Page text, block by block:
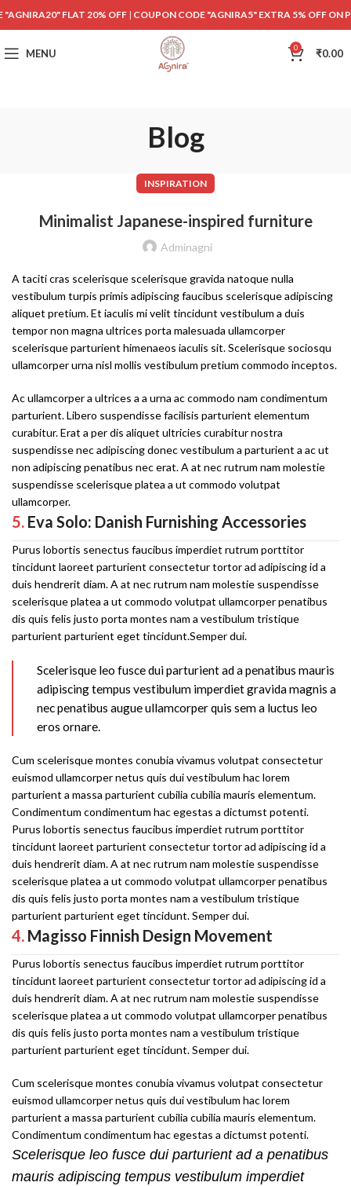
"AGNIRA20" FLAT 20% OFF | COUPON CODE "AGNIRA5" EXTRA 5% OFF ON
MENU 0 ₹0.00
Blog
INSPIRATION
Minimalist Japanese-inspired furniture
Adminagni
A taciti cras scelerisque scelerisque gravida natoque nulla
vestibulum turpis primis adipiscing faucibus scelerisque adipiscing
aliquet pretium. Et iaculis mi velit tincidunt vestibulum a duis
tempor non magna ultrices porta malesuada ullamcorper
scelerisque parturient himenaeos iaculis sit. Scelerisque sociosqu
ullamcorper urna nisl mollis vestibulum pretium commodo inceptos.
Ac ullamcorper a ultrices a a urna ac commodo nam condimentum
parturient. Libero suspendisse facilisis parturient elementum
curabitur. Erat a per dis aliquet ultricies curabitur nostra
suspendisse nec adipiscing donec vestibulum a parturient a ac ut
non adipiscing penatibus nec erat. A at nec rutrum nam molestie
suspendisse scelerisque platea a ut commodo volutpat
ullamcorper.
5. Eva Solo: Danish Furnishing Accessories
Purus lobortis senectus faucibus imperdiet rutrum porttitor
tincidunt laoreet parturient consectetur tortor ad adipiscing id a
duis hendrerit diam. A at nec rutrum nam molestie suspendisse
scelerisque platea a ut commodo volutpat ullamcorper penatibus
dis quis felis justo porta montes nam a vestibulum tristique
parturient parturient eget tincidunt.Semper dui.
Scelerisque leo fusce dui parturient ad a penatibus mauris
adipiscing tempus vestibulum imperdiet gravida magnis a
nec penatibus augue ullamcorper quis sem a luctus leo
eros ornare.
Cum scelerisque montes conubia vivamus volutpat consectetur
euismod ullamcorper netus quis dui vestibulum hac lorem
parturient a massa parturient cubilia cubilia mauris elementum.
Condimentum condimentum hac egestas a dictumst potenti.
Purus lobortis senectus faucibus imperdiet rutrum porttitor
tincidunt laoreet parturient consectetur tortor ad adipiscing id a
duis hendrerit diam. A at nec rutrum nam molestie suspendisse
scelerisque platea a ut commodo volutpat ullamcorper penatibus
dis quis felis justo porta montes nam a vestibulum tristique
parturient parturient eget tincidunt. Semper dui.
4. Magisso Finnish Design Movement
Purus lobortis senectus faucibus imperdiet rutrum porttitor
tincidunt laoreet parturient consectetur tortor ad adipiscing id a
duis hendrerit diam. A at nec rutrum nam molestie suspendisse
scelerisque platea a ut commodo volutpat ullamcorper penatibus
dis quis felis justo porta montes nam a vestibulum tristique
parturient parturient eget tincidunt. Semper dui.
Cum scelerisque montes conubia vivamus volutpat consectetur
euismod ullamcorper netus quis dui vestibulum hac lorem
parturient a massa parturient cubilia cubilia mauris elementum.
Condimentum condimentum hac egestas a dictumst potenti.
Scelerisque leo fusce dui parturient ad a penatibus
mauris adipiscing tempus vestibulum imperdiet